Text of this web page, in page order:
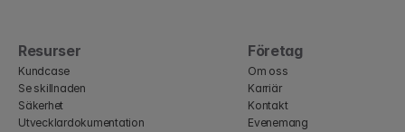
Resurser
Kundcase
Se skillnaden
Säkerhet
Utvecklardokumentation
Företag
Om oss
Karriär
Kontakt
Evenemang